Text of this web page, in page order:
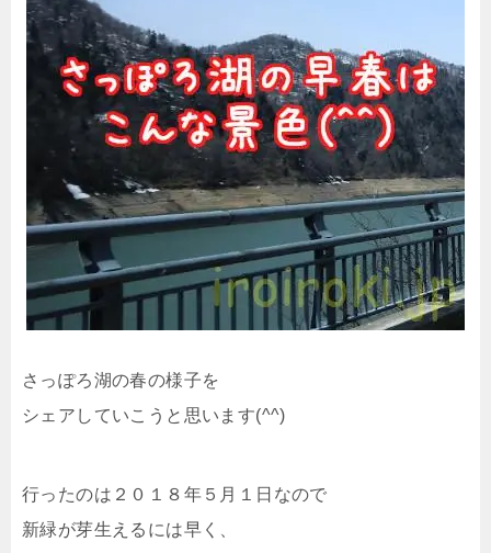
さっぽろ湖の春の様子を
シェアしていこうと思います(^^)
行ったのは２０１８年５月１日なので
新緑が芽生えるには早く、